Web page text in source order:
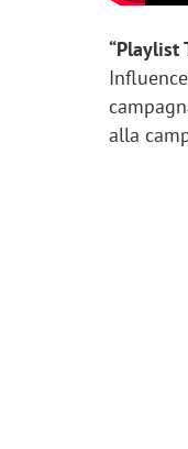
“Playlist
alla